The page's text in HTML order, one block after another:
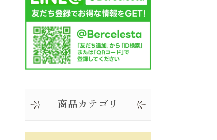
商品カテゴリ